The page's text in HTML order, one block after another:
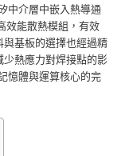
中介層中嵌入熱導通
效能散熱模組，有效
基板的選擇也經過精
熱應力對焊接點的影
憶體與運算核心的完